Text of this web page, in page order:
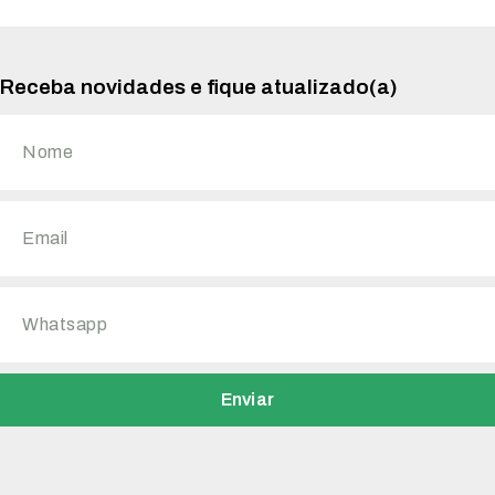
Receba novidades e fique atualizado(a)
Enviar